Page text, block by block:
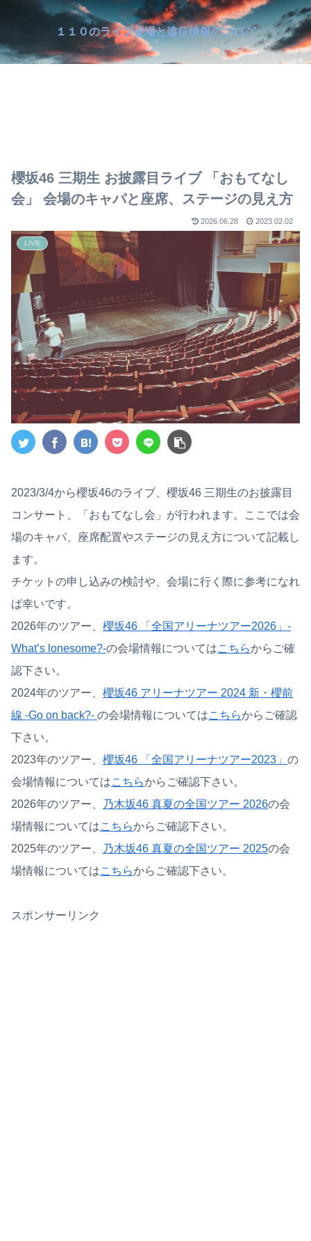
１１０のライブ会場と遠征情報のブログ
櫻坂46 三期生 お披露目ライブ 「おもてなし
会」 会場のキャパと座席、ステージの見え方
2026.06.28 2023.02.02
LIVE
2023/3/4から櫻坂46のライブ、櫻坂46 三期生のお披露目
コンサート、「おもてなし会」が行われます。ここでは会
場のキャパ、座席配置やステージの見え方について記載し
ます。
チケットの申し込みの検討や、会場に行く際に参考になれ
ば幸いです。
2026年のツアー、 櫻坂46 「全国アリーナツアー2026」-
What’s lonesome?-の会場情報についてはこちらからご確
認下さい。
2024年のツアー、 櫻坂46 アリーナツアー 2024 新・櫻前
線 -Go on back?- の会場情報についてはこちらからご確認
下さい。
2023年のツアー、 櫻坂46 「全国アリーナツアー2023」 の
会場情報についてはこちらからご確認下さい。
2026年のツアー、
乃木坂46 真夏の全国ツアー 2026の会
場情報についてはこちらからご確認下さい。
2025年のツアー、
乃木坂46 真夏の全国ツアー 2025の会
場情報についてはこちらからご確認下さい。
スポンサーリンク